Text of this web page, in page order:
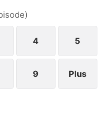
a une surprise : «
! »
)
4 5
9 Plus